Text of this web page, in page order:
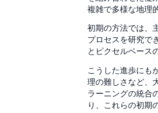
複雑で多様な地理
初期の方法では、
プロセスを研究で
とピクセルベース
こうした進歩にも
理の難しさなど、
ラーニングの統合
り、これらの初期